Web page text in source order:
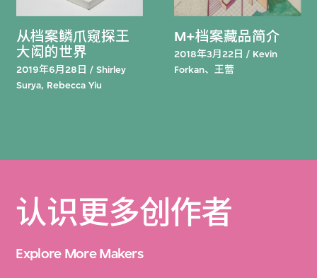
从档案鳞爪窥探王
大闳的世界
2019年6月28日 / Shirley
Surya, Rebecca Yiu
M+档案藏品简介
2018年3月22日 / Kevin
Forkan、王蕾
认识更多创作者
Explore More Makers